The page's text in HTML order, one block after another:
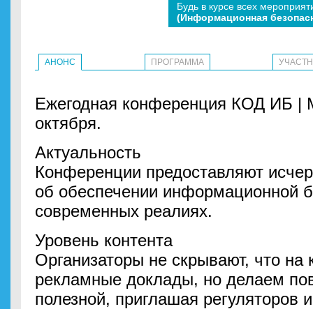
Будь в курсе всех
(Информационная
АНОНС ПРОГРАММА
Ежегодная конференция КОД ИБ |
октября.
Актуальность
Конференции предоставляют
об обеспечении информационной
современных реалиях.
Уровень контента
Организаторы не скрывают, что на
рекламные доклады, но делаем
полезной, приглашая регуляторов